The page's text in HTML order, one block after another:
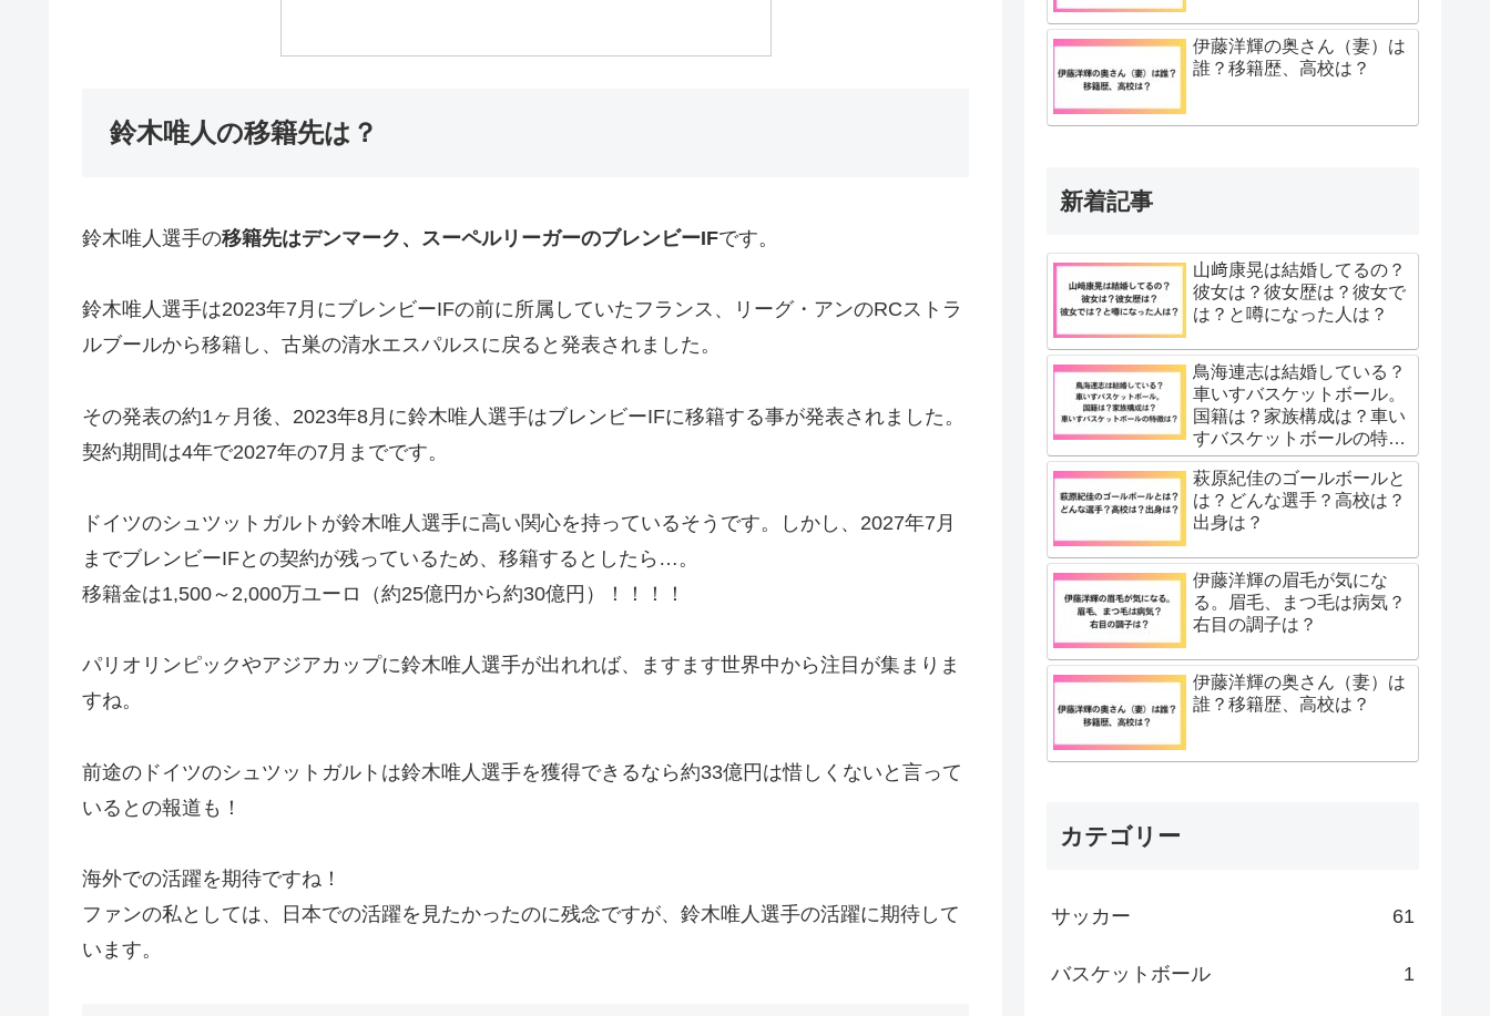
鈴木唯人の移籍先は？
鈴木唯人選手の移籍先はデンマーク、スーペルリーガーのブレンビーIFです。
鈴木唯人選手は2023年7月にブレンビーIFの前に所属していたフランス、リーグ・アンのRCストラ
ルブールから移籍し、古巣の清水エスパルスに戻ると発表されました。
その発表の約1ヶ月後、2023年8月に鈴木唯人選手はブレンビーIFに移籍する事が発表されました。
契約期間は4年で2027年の7月までです。
ドイツのシュツットガルトが鈴木唯人選手に高い関心を持っているそうです。しかし、2027年7月
までブレンビーIFとの契約が残っているため、移籍するとしたら…。
移籍金は1,500～2,000万ユーロ（約25億円から約30億円）！！！！
パリオリンピックやアジアカップに鈴木唯人選手が出れれば、ますます世界中から注目が集まりま
すね。
前途のドイツのシュツットガルトは鈴木唯人選手を獲得できるなら約33億円は惜しくないと言って
いるとの報道も！
海外での活躍を期待ですね！
ファンの私としては、日本での活躍を見たかったのに残念ですが、鈴木唯人選手の活躍に期待して
います。
伊藤洋輝の奥さん（妻）は
誰？移籍歴、高校は？
新着記事
山﨑康晃は結婚してるの？
彼女は？彼女歴は？彼女で
は？と噂になった人は？
鳥海連志は結婚している？
車いすバスケットボール。
国籍は？家族構成は？車い
すバスケットボールの特徴
は？
萩原紀佳のゴールボールと
は？どんな選手？高校は？
出身は？
伊藤洋輝の眉毛が気にな
る。眉毛、まつ毛は病気？
右目の調子は？
伊藤洋輝の奥さん（妻）は
誰？移籍歴、高校は？
カテゴリー
サッカー 61
バスケットボール 1